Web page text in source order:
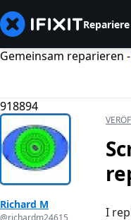
Gemeinsam reparieren -
918894
Richard M
@richardm24615
I